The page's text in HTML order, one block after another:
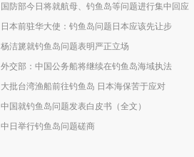
国防部今日将就航母、钓鱼岛等问题进行集中回应
日本前驻华大使：钓鱼岛问题日本应该先让步
杨洁篪就钓鱼岛问题表明严正立场
外交部：中国公务船将继续在钓鱼岛海域执法
大批台湾渔船前往钓鱼岛 日本海保苦于应对
中国就钓鱼岛问题发表白皮书（全文）
中日举行钓鱼岛问题磋商